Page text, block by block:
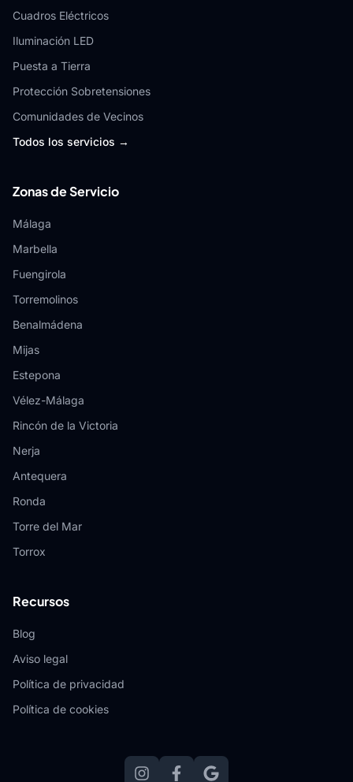
Cuadros Eléctricos
Iluminación LED
Puesta a Tierra
Protección Sobretensiones
Comunidades de Vecinos
Todos los servicios →
Zonas de Servicio
Málaga
Marbella
Fuengirola
Torremolinos
Benalmádena
Mijas
Estepona
Vélez-Málaga
Rincón de la Victoria
Nerja
Antequera
Ronda
Torre del Mar
Torrox
Recursos
Blog
Aviso legal
Política de privacidad
Política de cookies